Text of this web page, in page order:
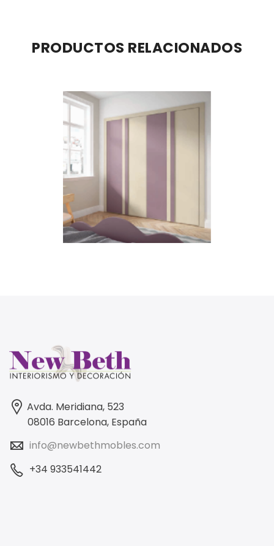
PRODUCTOS RELACIONADOS
Avda. Meridiana, 523
08016 Barcelona, España
info@newbethmobles.com
+34 933541442